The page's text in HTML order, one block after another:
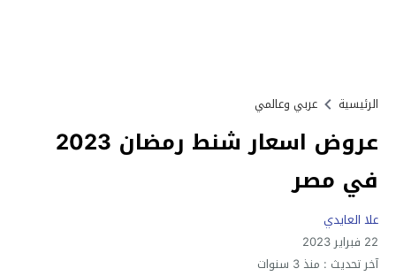
الرئيسية عربي وعالمي
عروض اسعار شنط رمضان 2023
في مصر
علا العايدي
22 فبراير 2023
آخر تحديث : منذ 3 سنوات